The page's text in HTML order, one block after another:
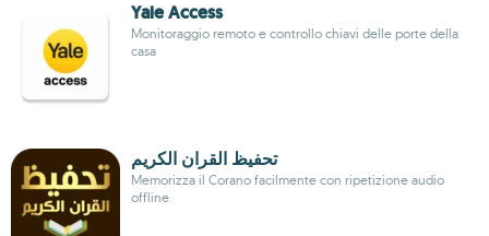
Yale Access
Monitoraggio remoto e controllo chiavi delle porte della
casa
تحفيظ القران الكريم
Memorizza il Corano facilmente con ripetizione audio
offline